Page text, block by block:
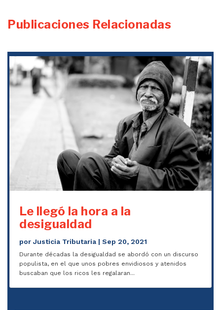
Publicaciones Relacionadas
Le llegó la hora a la
desigualdad
porJusticia Tributaria |Sep 20, 2021
Durante décadas la desigualdad se abordó con un discurso
populista, en el que unos pobres envidiosos y atenidos
buscaban que los ricos les regalaran...